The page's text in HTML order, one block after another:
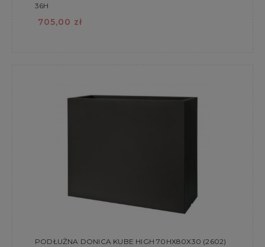
36H
705,00 zł
PODŁUŻNA DONICA KUBE HIGH 70HX80X30 (2602)